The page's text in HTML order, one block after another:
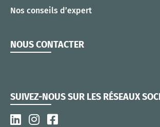
Nos conseils d’expert
NOUS CONTACTER
SUIVEZ-NOUS SUR LES RÉSEAUX